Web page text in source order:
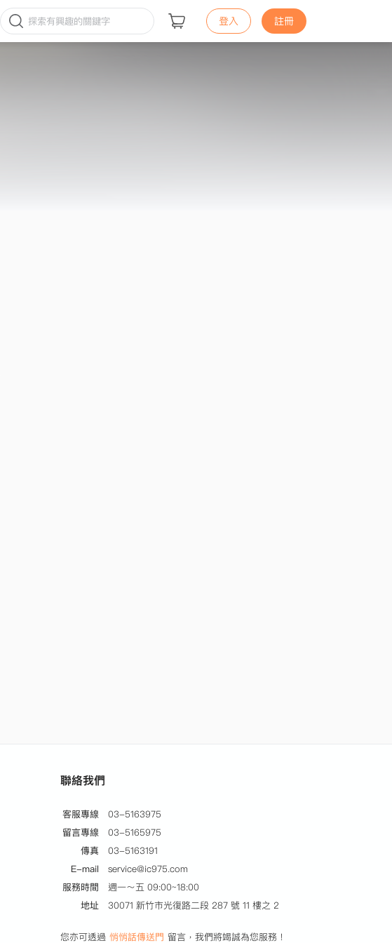
登入 註冊
聯絡我們
客服專線
03-5163975
留言專線
03-5165975
傳真
03-5163191
E-mail
service@ic975.com
服務時間
週一～五 09:00~18:00
地址
30071 新竹市光復路二段 287 號 11 樓之 2
您亦可透過 悄悄話傳送門 留言，我們將竭誠為您服務！